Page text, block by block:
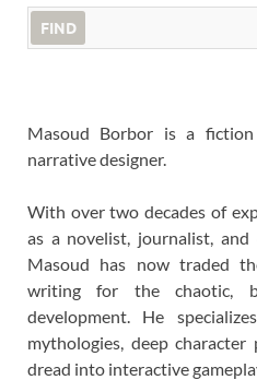
FIND
Masoud Borbor is a
narrative designer.
With over two decades of
as a novelist, journalist,
Masoud has now traded
writing for the chaotic,
development. He
mythologies, deep character
dread into interactive